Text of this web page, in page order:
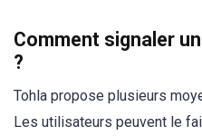
Comment signaler
?
Tohla propose plusieurs
Les utilisateurs peuvent le